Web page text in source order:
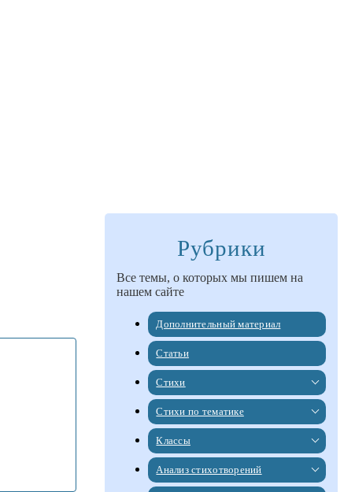
Рубрики
Все темы, о которых мы пишем на
нашем сайте
Дополнительный материал
Статьи
Стихи
Стихи по тематике
Классы
Анализ стихотворений